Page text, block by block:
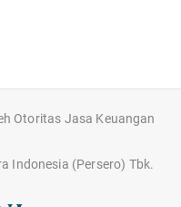
Otoritas Jasa Keuangan
Indonesia (Persero) Tbk.